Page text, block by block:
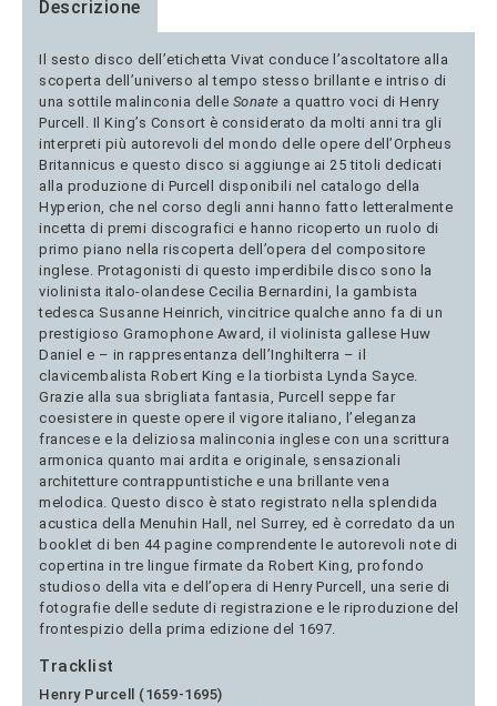
Descrizione
Il sesto disco dell’etichetta Vivat conduce l’ascoltatore alla
scoperta dell’universo al tempo stesso brillante e intriso di
una sottile malinconia delle Sonate a quattro voci di Henry
Purcell. Il King’s Consort è considerato da molti anni tra gli
interpreti più autorevoli del mondo delle opere dell’Orpheus
Britannicus e questo disco si aggiunge ai 25 titoli dedicati
alla produzione di Purcell disponibili nel catalogo della
Hyperion, che nel corso degli anni hanno fatto letteralmente
incetta di premi discografici e hanno ricoperto un ruolo di
primo piano nella riscoperta dell’opera del compositore
inglese. Protagonisti di questo imperdibile disco sono la
violinista italo-olandese Cecilia Bernardini, la gambista
tedesca Susanne Heinrich, vincitrice qualche anno fa di un
prestigioso Gramophone Award, il violinista gallese Huw
Daniel e – in rappresentanza dell’Inghilterra – il
clavicembalista Robert King e la tiorbista Lynda Sayce.
Grazie alla sua sbrigliata fantasia, Purcell seppe far
coesistere in queste opere il vigore italiano, l’eleganza
francese e la deliziosa malinconia inglese con una scrittura
armonica quanto mai ardita e originale, sensazionali
architetture contrappuntistiche e una brillante vena
melodica. Questo disco è stato registrato nella splendida
acustica della Menuhin Hall, nel Surrey, ed è corredato da un
booklet di ben 44 pagine comprendente le autorevoli note di
copertina in tre lingue firmate da Robert King, profondo
studioso della vita e dell’opera di Henry Purcell, una serie di
fotografie delle sedute di registrazione e le riproduzione del
frontespizio della prima edizione del 1697.
Tracklist
Henry Purcell (1659-1695)